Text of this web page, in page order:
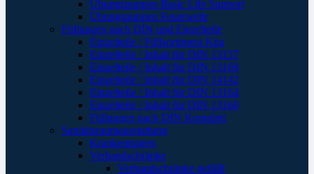
Übungspuppen Basic Life Support
Übungspuppen Feuerwehr
Füllungen nach DIN und Einzelteile
Einzelteile / Füllsortiment Kita
Einzelteile / Inhalt für DIN 13157
Einzelteile / Inhalt für DIN 13169
Einzelteile / Inhalt für DIN 14142
Einzelteile / Inhalt für DIN 13164
Einzelteile / Inhalt für DIN 13160
Füllungen nach DIN Komplett
Sanitätsraumausstattung
Krankentragen
Verbandschränke
Verbandschränke gefüllt